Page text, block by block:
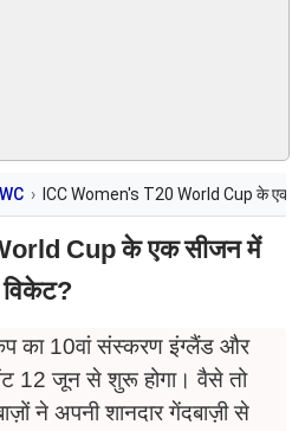
ICC Women's T20 World Cup के एक
Cup के एक सीजन में
विकेट?
का 10वां संस्करण इंग्लैंड और
12 जून से शुरू होगा। वैसे तो
ने अपनी शानदार गेंदबाज़ी से